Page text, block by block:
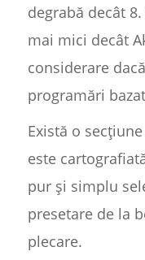
degrabă decât
mai mici decât
considerare
programări
Există o
este
pur și simplu
presetare de la
plecare.